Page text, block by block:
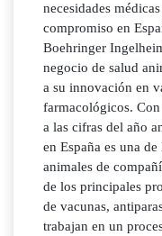
necesidades
compromiso en
Boehringer
negocio de salud
a su innovación en
farmacológicos.
a las cifras del año
en España es una
animales de
de los principales
de vacunas,
trabajan en un